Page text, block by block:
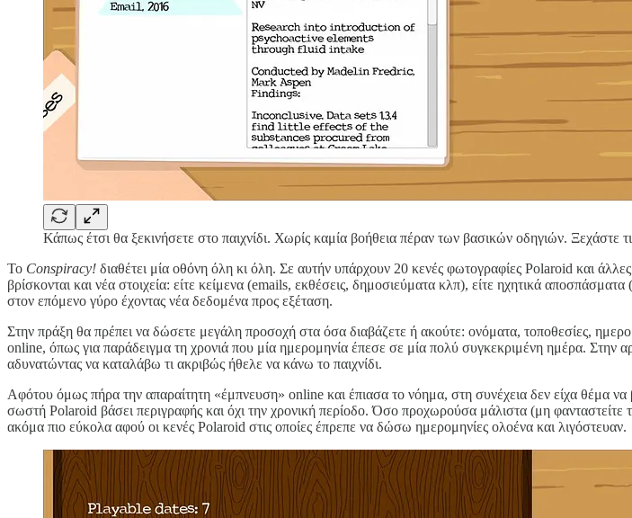
Κάπως έτσι θα ξεκινήσετε στο παιχνίδι. Χωρίς καμία βοήθεια πέραν των βασικών οδηγιών. Ξεχάστε
Το Conspiracy! διαθέτει μία οθόνη όλη κι όλη. Σε αυτήν υπάρχουν 20 κενές φωτογραφίες Polaroid και
βρίσκονται και νέα στοιχεία: είτε κείμενα (emails, εκθέσεις, δημοσιεύματα κλπ), είτε ηχητικά
στον επόμενο γύρο έχοντας νέα δεδομένα προς εξέταση.
Στην πράξη θα πρέπει να δώσετε μεγάλη προσοχή στα όσα διαβάζετε ή ακούτε: ονόματα, τοποθεσίες,
online, όπως για παράδειγμα τη χρονιά που μία ημερομηνία έπεσε σε μία πολύ συγκεκριμένη ημέρα. Στην
αδυνατώντας να καταλάβω τι ακριβώς ήθελε να κάνω το παιχνίδι.
Αφότου όμως πήρα την απαραίτητη «έμπνευση» online και έπιασα το νόημα, στη συνέχεια δεν είχα θέμα
σωστή Polaroid βάσει περιγραφής και όχι την χρονική περίοδο. Όσο προχωρούσα μάλιστα (μη φανταστείτε
ακόμα πιο εύκολα αφού οι κενές Polaroid στις οποίες έπρεπε να δώσω ημερομηνίες ολοένα και λιγόστευαν.